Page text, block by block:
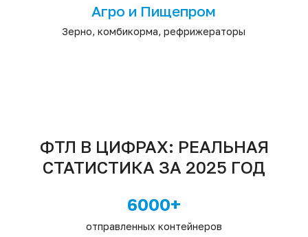
Агро и Пищепром
Зерно, комбикорма, рефрижераторы
ФТЛ В ЦИФРАХ: РЕАЛЬНАЯ
СТАТИСТИКА ЗА 2025 ГОД
6000+
отправленных контейнеров